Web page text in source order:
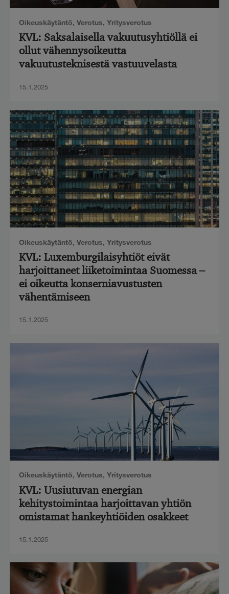
Oikeuskäytäntö, Verotus, Yritysverotus
KVL: Saksalaisella vakuutusyhtiöllä ei
ollut vähennysoikeutta
vakuutusteknisestä vastuuvelasta
15.1.2025
Oikeuskäytäntö, Verotus, Yritysverotus
KVL: Luxemburgilaisyhtiöt eivät
harjoittaneet liiketoimintaa Suomessa –
ei oikeutta konserniavustusten
vähentämiseen
15.1.2025
Oikeuskäytäntö, Verotus, Yritysverotus
KVL: Uusiutuvan energian
kehitystoimintaa harjoittavan yhtiön
omistamat hankeyhtiöiden osakkeet
15.1.2025